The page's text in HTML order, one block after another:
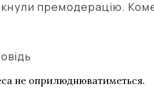
премодерацію.
не оприлюднюватиметься.